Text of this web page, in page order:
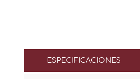
ESPECIFICACIONES